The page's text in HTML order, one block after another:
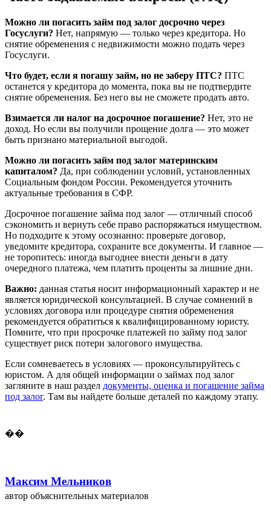
Можно ли погасить займ под залог досрочно через
Госуслуги? Нет, напрямую — только через кредитора. Но
снятие обременения с недвижимости можно подать через
Госуслуги.
Что будет, если я погашу займ, но не заберу ПТС? ПТС
останется у кредитора до момента, пока вы не подтвердите
снятие обременения. Без него вы не сможете продать авто.
Взимается ли налог на досрочное погашение? Нет, это не
доход. Но если вы получили прощение долга — это может
быть признано материальной выгодой.
Можно ли погасить займ под залог материнским
капиталом? Да, при соблюдении условий, установленных
Социальным фондом России. Рекомендуется уточнить
актуальные требования в СФР.
Досрочное погашение займа под залог — отличный способ
сэкономить и вернуть себе право распоряжаться имуществом.
Но подходите к этому осознанно: проверьте договор,
уведомите кредитора, сохраните все документы. И главное —
не торопитесь: иногда выгоднее внести деньги в дату
очередного платежа, чем платить проценты за лишние дни.
Важно: данная статья носит информационный характер и не
является юридической консультацией. В случае сомнений в
условиях договора или процедуре снятия обременения
рекомендуется обратиться к квалифицированному юристу.
Помните, что при просрочке платежей по займу под залог
существует риск потери залогового имущества.
Если сомневаетесь в условиях — проконсультируйтесь с
юристом. А для общей информации о займах под залог
загляните в наш раздел документы, оценка и погашение займа
под залог. Там вы найдете больше деталей по каждому этапу.
��
Максим Мельников
автор объяснительных материалов